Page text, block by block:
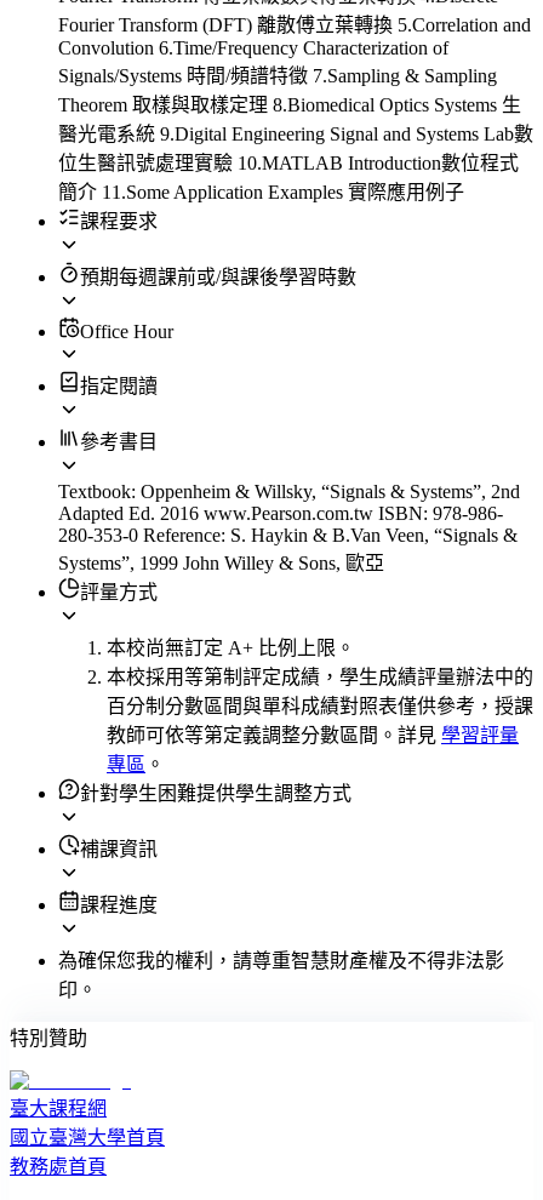
Fourier Transform (DFT) 離散傅立葉轉換 5.Correlation and
Convolution 6.Time/Frequency Characterization of
Signals/Systems 時間/頻譜特徵 7.Sampling & Sampling
Theorem 取樣與取樣定理 8.Biomedical Optics Systems 生
醫光電系統 9.Digital Engineering Signal and Systems Lab數
位生醫訊號處理實驗 10.MATLAB Introduction數位程式
簡介 11.Some Application Examples 實際應用例子
課程要求
預期每週課前或/與課後學習時數
Office Hour
指定閱讀
參考書目
Textbook: Oppenheim & Willsky, “Signals & Systems”, 2nd
Adapted Ed. 2016 www.Pearson.com.tw ISBN: 978-986-
280-353-0 Reference: S. Haykin & B.Van Veen, “Signals &
Systems”, 1999 John Willey & Sons, 歐亞
評量方式
本校尚無訂定 A+ 比例上限。
本校採用等第制評定成績，學生成績評量辦法中的
百分制分數區間與單科成績對照表僅供參考，授課
教師可依等第定義調整分數區間。詳見 學習評量
專區 。
針對學生困難提供學生調整方式
補課資訊
課程進度
為確保您我的權利，請尊重智慧財產權及不得非法影
印。
特別贊助
臺大課程網
國立臺灣大學首頁
教務處首頁